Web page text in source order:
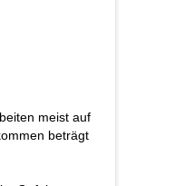
meist auf
beträgt